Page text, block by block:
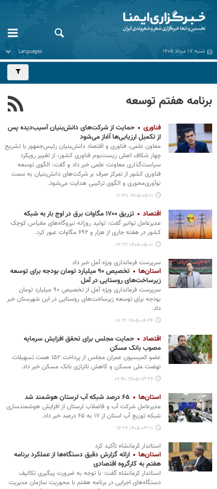
شنبه ۱۷ مرداد ۱۴۰۵
برنامه هفتم توسعه
فناوری
حمایت از شرکت‌های دانش‌بنیان آسیب‌دیده پس
از تکمیل ارزیابی‌ها آغاز می‌شود
معاون علمی، فناوری و اقتصاد دانش‌بنیان رئیس‌جمهور با تشریح
چهار شکاف اصلی زیست‌بوم فناوری کشور، از تغییر رویکرد
سیاست‌گذاری معاونت علمی خبر داد و گفت: الگوی توسعه
فناوری کشور از تمرکز صرف بر شرکت‌های دانش‌بنیان به سمت
نوآوری‌محوری و الگوی ترکیبی هدایت می‌شود.
۱۴۰۵-۰۵-۱۱ ۱۱:۳۸
اقتصاد تزریق ۱۷۰۰ مگاوات برق در اوج بار به شبکه
مدیرعامل توانیر گفت: تولید روزانه نیروگاه‌های مقیاس کوچک
کشور در هفته جاری از هزار و ۶۹۲ مگاوات عبور کرد.
۱۴۰۵-۰۵-۰۱ ۱۲:۲۲
سرپرست فرمانداری ویژه آمل خبر داد
استان‌ها
تخصیص ۹۰ میلیارد تومان بودجه برای توسعه
زیرساخت‌های روستایی در آمل
سرپرست فرمانداری ویژه آمل از تخصیص ۹۰ میلیارد تومان
بودجه برای توسعه زیرساخت‌های روستایی در این شهرستان خبر
داد.
۱۴۰۵-۰۴-۲۴ ۱۷:۲۱
اقتصاد
حمایت مجلس برای تحقق افزایش سرمایه
مصوب بانک مسکن
عضو کمیسیون عمران مجلس از پرداخت ۱۵۲ همت تسهیلات
نهضت ملی مسکن و کاهش ناترازی بانک مسکن خبر داد.
۱۴۰۵-۰۳-۲۶ ۰۹:۴۰
استان‌ها ۶۵ درصد شبکه آب لرستان هوشمند شد
مدیرعامل شرکت آب و فاضلاب لرستان از افزایش هوشمندسازی
شبکه توزیع آب استان از ۱۷ به ۶۵ درصد خبر داد.
۱۴۰۵-۰۳-۱۱ ۱۴:۲۶
استاندار کرمانشاه تأکید کرد
استان‌ها
ارائه گزارش دقیق دستگاه‌ها از عملکرد برنامه
هفتم به کارگروه اقتصادی
استاندار کرمانشاه گفت: با توجه به ضرورت پیگیری تکالیف
دستگاه‌های اجرایی در برنامه هفتم با محوریت سازمان مدیریت